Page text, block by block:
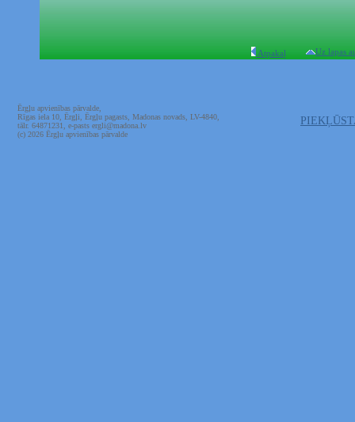
Atpakaļ Uz lapas
Ērgļu apvienības pārvalde,
Rīgas iela 10, Ērgļi, Ērgļu pagasts, Madonas novads, LV-4840,
tālr. 64871231, e-pasts ergli@madona.lv
(c) 2026 Ērgļu apvienības pārvalde